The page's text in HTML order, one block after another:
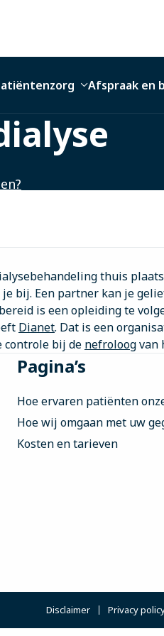
Afspraak en
thuis
bij. Een partner kan je
is een opleiding te
Dianet. Dat is een
controle bij de nefroloogvan
Pagina’s
Hoe ervaren patiënten
Hoe wij omgaan met uw
Kosten en tarieven
Disclaimer Privacy